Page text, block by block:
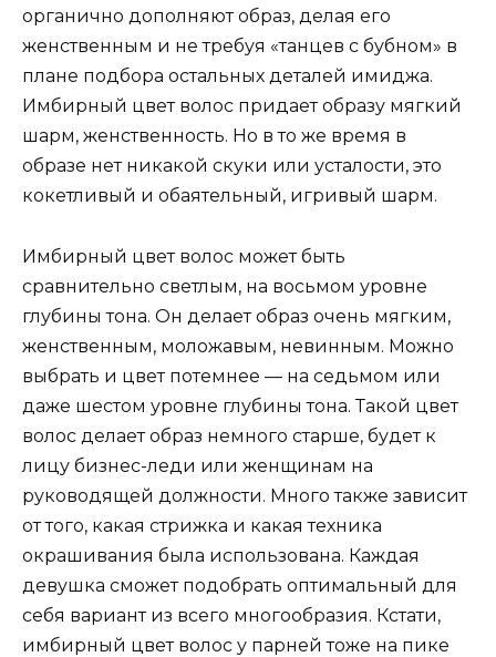
органично дополняют образ, делая его
женственным и не требуя «танцев с бубном» в
плане подбора остальных деталей имиджа.
Имбирный цвет волос придает образу мягкий
шарм, женственность. Но в то же время в
образе нет никакой скуки или усталости, это
кокетливый и обаятельный, игривый шарм.
Имбирный цвет волос может быть
сравнительно светлым, на восьмом уровне
глубины тона. Он делает образ очень мягким,
женственным, моложавым, невинным. Можно
выбрать и цвет потемнее — на седьмом или
даже шестом уровне глубины тона. Такой цвет
волос делает образ немного старше, будет к
лицу бизнес-леди или женщинам на
руководящей должности. Много также зависит
от того, какая стрижка и какая техника
окрашивания была использована. Каждая
девушка сможет подобрать оптимальный для
себя вариант из всего многообразия. Кстати,
имбирный цвет волос у парней тоже на пике